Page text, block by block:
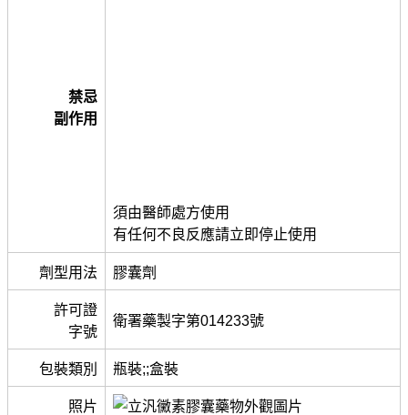
禁忌
副作用
須由醫師處方使用
有任何不良反應請立即停止使用
劑型用法 膠囊劑
許可證
字號
衛署藥製字第014233號
包裝類別 瓶裝;;盒裝
照片